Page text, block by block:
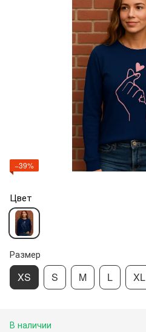
−39%
Цвет
Размер
XS S M L XL
В наличии